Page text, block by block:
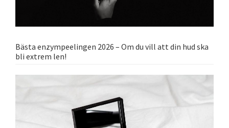
Bästa enzympeelingen 2026 – Om du vill att din hud ska
bli extrem len!